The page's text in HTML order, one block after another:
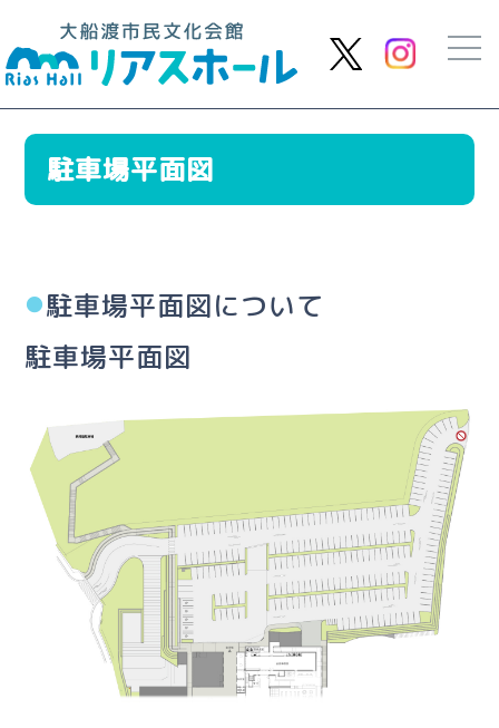
駐車場平面図
駐車場平面図について
駐車場平面図